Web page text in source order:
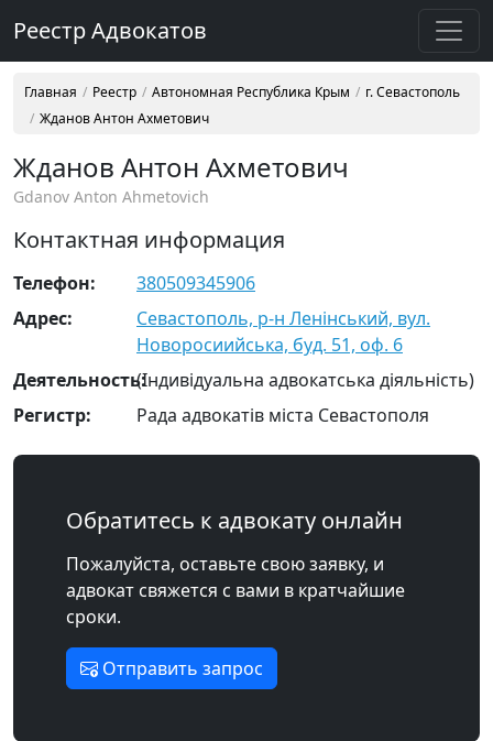
Реестр Адвокатов
Главная Реестр Автономная Республика Крым
г. Севастополь
Жданов Антон Ахметович
Жданов Антон Ахметович
Gdanov Anton Ahmetovich
Контактная информация
Телефон:
380509345906
Адрес:
Севастополь, р-н Ленінський, вул.
Новоросиийська, буд. 51, оф. 6
Деятельность:(Індивідуальна адвокатська діяльність)
Регистр:
Рада адвокатів міста Севастополя
Обратитесь к адвокату онлайн
Пожалуйста, оставьте свою заявку, и
адвокат свяжется с вами в кратчайшие
сроки.
Отправить запрос